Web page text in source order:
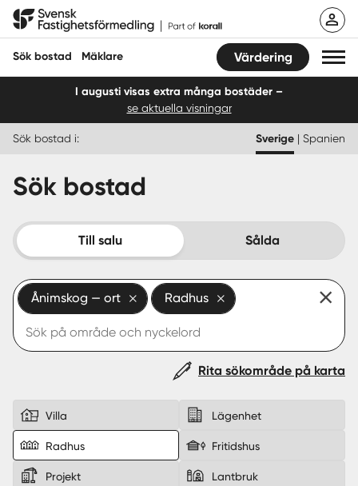
Hoppa
Svensk Fastighetsförmedling
Sök bostad Mäklare Värdering
Sälja
Köpa
Start
Logga in
I augusti visas extra många bostäder –
se aktuella visningar
Sök bostad i: Sverige | Spanien
Sök bostad
Till salu Sålda
Ånimskog — ort Radhus
Rita sökområde på karta
Villa Lägenhet
Radhus Fritidshus
Projekt Lantbruk